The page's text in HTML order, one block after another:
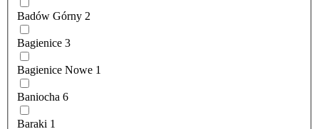
Badów Górny 2
Bagienice 3
Bagienice Nowe 1
Baniocha 6
Baraki 1